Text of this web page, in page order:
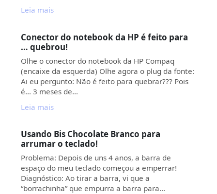
Leia mais
Conector do notebook da HP é feito para
… quebrou!
Olhe o conector do notebook da HP Compaq
(encaixe da esquerda) Olhe agora o plug da fonte:
Ai eu pergunto: Não é feito para quebrar??? Pois
é… 3 meses de…
Leia mais
Usando Bis Chocolate Branco para
arrumar o teclado!
Problema: Depois de uns 4 anos, a barra de
espaço do meu teclado começou a emperrar!
Diagnóstico: Ao tirar a barra, vi que a
“borrachinha” que empurra a barra para…